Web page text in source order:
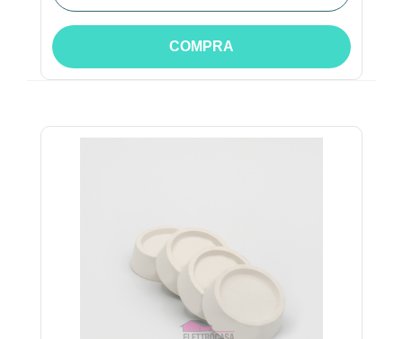
COMPRA